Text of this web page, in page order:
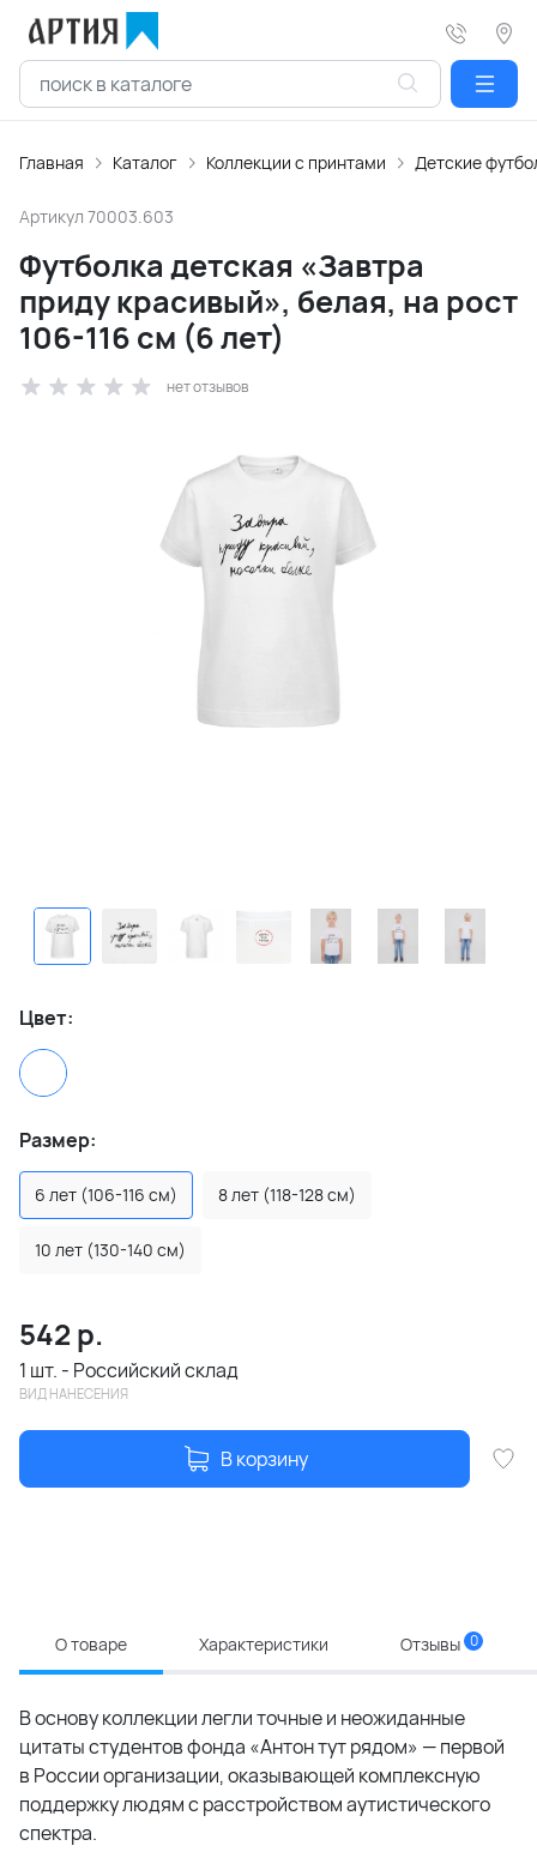
Главная Каталог Коллекции с принтами Детские
Артикул 70003.603
Футболка детская «Завтра
приду красивый», белая, на рост
106-116 см (6 лет)
нет отзывов
Цвет:
Размер:
6 лет (106-116 см) 8 лет (118-128 см)
10 лет (130-140 см)
542 р.
1 шт. - Российский склад
ВИД НАНЕСЕНИЯ
В корзину
О товаре Характеристики Отзывы 0
В основу коллекции легли точные и неожиданные
цитаты студентов фонда «Антон тут рядом» — первой
в России организации, оказывающей комплексную
поддержку людям с расстройством аутистического
спектра.